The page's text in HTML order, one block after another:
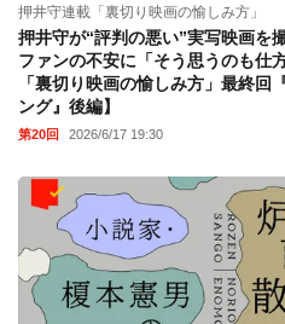
押井守連載「裏切り映画の愉しみ方」
押井守が“評判の悪い”実写映画を
ファンの不安に「そう思うのも仕
「裏切り映画の愉しみ方」最終回
ング』後編】
第20回 2026/6/17 19:30